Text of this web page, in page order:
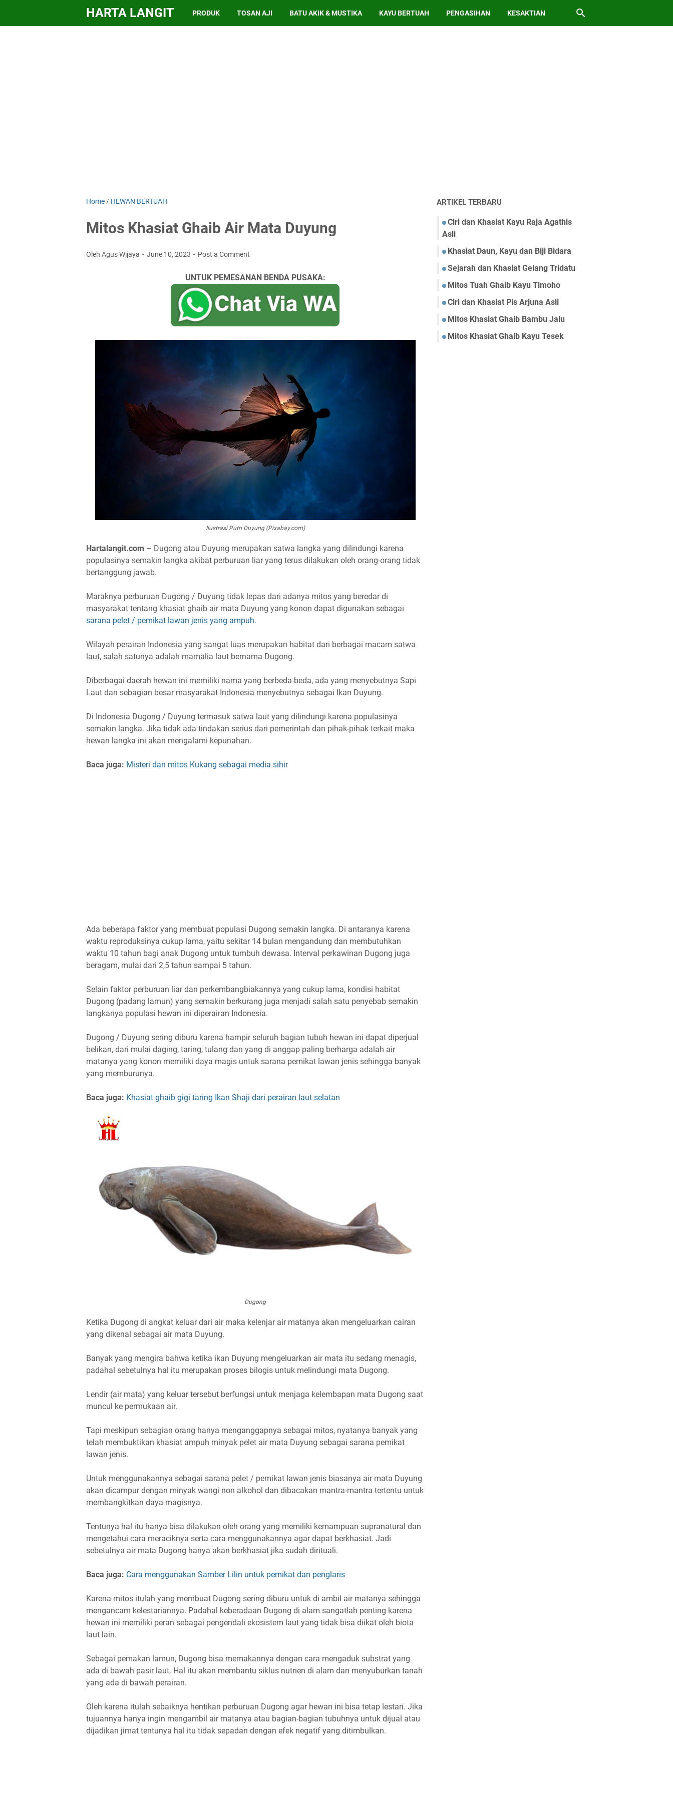
HARTA LANGIT PRODUK TOSAN AJI BATU AKIK & MUSTIKA KAYU BERTUAH PENGASIHAN KESAKTIAN
Home / HEWAN BERTUAH
Mitos Khasiat Ghaib Air Mata Duyung
Oleh Agus Wijaya June 10, 2023 Post a Comment
UNTUK PEMESANAN BENDA PUSAKA:
Ilustrasi Putri Duyung (Pixabay.com)
Hartalangit.com – Dugong atau Duyung merupakan satwa langka yang dilindungi karena
populasinya semakin langka akibat perburuan liar yang terus dilakukan oleh orang-orang tidak
bertanggung jawab.
Maraknya perburuan Dugong / Duyung tidak lepas dari adanya mitos yang beredar di
masyarakat tentang khasiat ghaib air mata Duyung yang konon dapat digunakan sebagai
sarana pelet / pemikat lawan jenis yang ampuh.
Wilayah perairan Indonesia yang sangat luas merupakan habitat dari berbagai macam satwa
laut, salah satunya adalah mamalia laut bernama Dugong.
Diberbagai daerah hewan ini memiliki nama yang berbeda-beda, ada yang menyebutnya Sapi
Laut dan sebagian besar masyarakat Indonesia menyebutnya sebagai Ikan Duyung.
Di Indonesia Dugong / Duyung termasuk satwa laut yang dilindungi karena populasinya
semakin langka. Jika tidak ada tindakan serius dari pemerintah dan pihak-pihak terkait maka
hewan langka ini akan mengalami kepunahan.
Baca juga: Misteri dan mitos Kukang sebagai media sihir
Ada beberapa faktor yang membuat populasi Dugong semakin langka. Di antaranya karena
waktu reproduksinya cukup lama, yaitu sekitar 14 bulan mengandung dan membutuhkan
waktu 10 tahun bagi anak Dugong untuk tumbuh dewasa. Interval perkawinan Dugong juga
beragam, mulai dari 2,5 tahun sampai 5 tahun.
Selain faktor perburuan liar dan perkembangbiakannya yang cukup lama, kondisi habitat
Dugong (padang lamun) yang semakin berkurang juga menjadi salah satu penyebab semakin
langkanya populasi hewan ini diperairan Indonesia.
Dugong / Duyung sering diburu karena hampir seluruh bagian tubuh hewan ini dapat diperjual
belikan, dari mulai daging, taring, tulang dan yang di anggap paling berharga adalah air
matanya yang konon memiliki daya magis untuk sarana pemikat lawan jenis sehingga banyak
yang memburunya.
Baca juga: Khasiat ghaib gigi taring Ikan Shaji dari perairan laut selatan
Dugong
Ketika Dugong di angkat keluar dari air maka kelenjar air matanya akan mengeluarkan cairan
yang dikenal sebagai air mata Duyung.
Banyak yang mengira bahwa ketika ikan Duyung mengeluarkan air mata itu sedang menagis,
padahal sebetulnya hal itu merupakan proses bilogis untuk melindungi mata Dugong.
Lendir (air mata) yang keluar tersebut berfungsi untuk menjaga kelembapan mata Dugong saat
muncul ke permukaan air.
Tapi meskipun sebagian orang hanya menganggapnya sebagai mitos, nyatanya banyak yang
telah membuktikan khasiat ampuh minyak pelet air mata Duyung sebagai sarana pemikat
lawan jenis.
Untuk menggunakannya sebagai sarana pelet / pemikat lawan jenis biasanya air mata Duyung
akan dicampur dengan minyak wangi non alkohol dan dibacakan mantra-mantra tertentu untuk
membangkitkan daya magisnya.
Tentunya hal itu hanya bisa dilakukan oleh orang yang memiliki kemampuan supranatural dan
mengetahui cara meraciknya serta cara menggunakannya agar dapat berkhasiat. Jadi
sebetulnya air mata Dugong hanya akan berkhasiat jika sudah dirituali.
Baca juga: Cara menggunakan Samber Lilin untuk pemikat dan penglaris
Karena mitos itulah yang membuat Dugong sering diburu untuk di ambil air matanya sehingga
mengancam kelestariannya. Padahal keberadaan Dugong di alam sangatlah penting karena
hewan ini memiliki peran sebagai pengendali ekosistem laut yang tidak bisa diikat oleh biota
laut lain.
Sebagai pemakan lamun, Dugong bisa memakannya dengan cara mengaduk substrat yang
ada di bawah pasir laut. Hal itu akan membantu siklus nutrien di alam dan menyuburkan tanah
yang ada di bawah perairan.
Oleh karena itulah sebaiknya hentikan perburuan Dugong agar hewan ini bisa tetap lestari. Jika
tujuannya hanya ingin mengambil air matanya atau bagian-bagian tubuhnya untuk dijual atau
dijadikan jimat tentunya hal itu tidak sepadan dengan efek negatif yang ditimbulkan.
ARTIKEL TERBARU
Ciri dan Khasiat Kayu Raja Agathis
Asli
Khasiat Daun, Kayu dan Biji Bidara
Sejarah dan Khasiat Gelang Tridatu
Mitos Tuah Ghaib Kayu Timoho
Ciri dan Khasiat Pis Arjuna Asli
Mitos Khasiat Ghaib Bambu Jalu
Mitos Khasiat Ghaib Kayu Tesek